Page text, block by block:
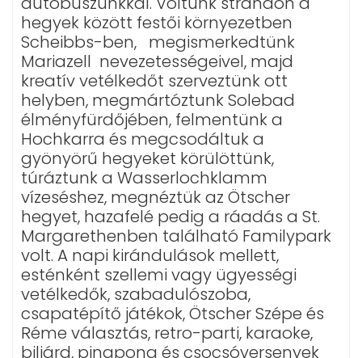
hegyek között festői környezetben
Scheibbs-ben, megismerkedtünk
Mariazell nevezetességeivel, majd
kreatív vetélkedőt szerveztünk ott
helyben, megmártóztunk Solebad
élményfürdőjében, felmentünk a
Hochkarra és megcsodáltuk a
gyönyörű hegyeket körülöttünk,
túráztunk a Wasserlochklamm
vízeséshez, megnéztük az Ötscher
hegyet, hazafelé pedig a ráadás a St.
Margarethenben található Familypark
volt. A napi kirándulások mellett,
esténként szellemi vagy ügyességi
vetélkedők, szabadulószoba,
csapatépítő játékok, Ötscher Szépe és
Réme választás, retro-parti, karaoke,
biliárd, pingpong és csocsóversenyek